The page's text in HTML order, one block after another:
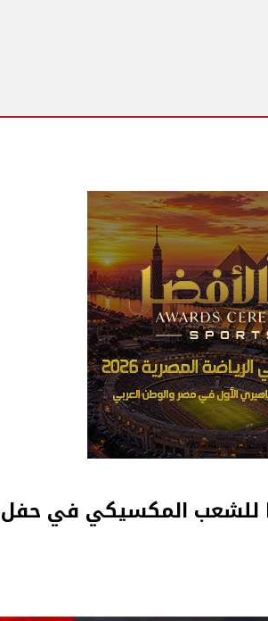
للشعب المكسيكي في حفل